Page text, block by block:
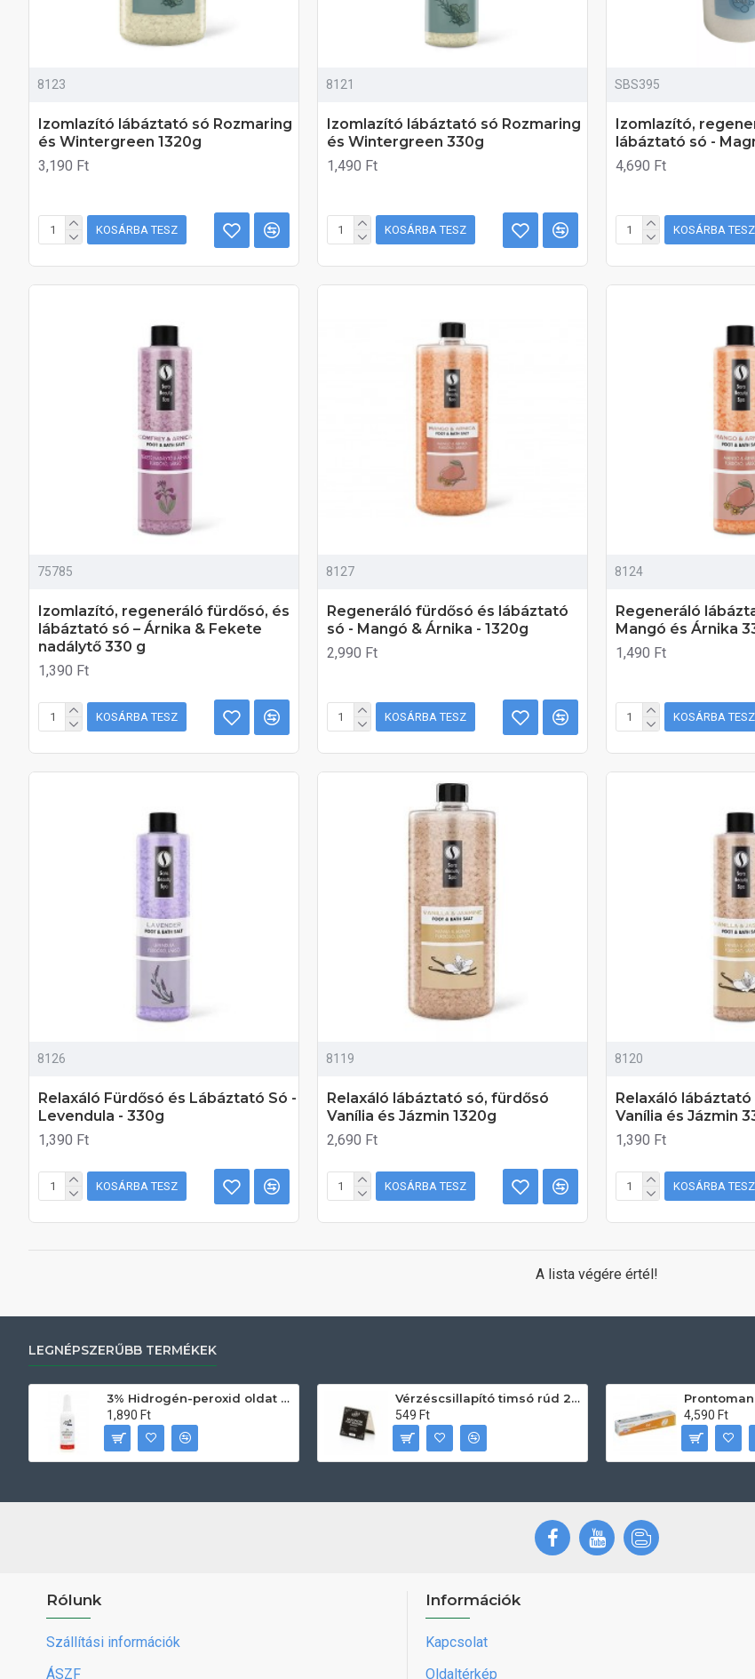
8123
Izomlazító lábáztató só Rozmaring
és Wintergreen 1320g
3,190 Ft
KOSÁRBA TESZ
8121
Izomlazító lábáztató só Rozmaring
és Wintergreen 330g
1,490 Ft
KOSÁRBA TESZ
SBS395
Izomlazító,
lábáztató só -
4,690 Ft
KOSÁRBA TESZ
75785
Izomlazító, regeneráló fürdősó, és
lábáztató só – Árnika & Fekete
nadálytő 330 g
1,390 Ft
KOSÁRBA TESZ
8127
Regeneráló fürdősó és lábáztató
só - Mangó & Árnika - 1320g
2,990 Ft
KOSÁRBA TESZ
8124
Regeneráló
Mangó és Árnika
1,490 Ft
KOSÁRBA TESZ
8126
Relaxáló Fürdősó és Lábáztató Só -
Levendula - 330g
1,390 Ft
KOSÁRBA TESZ
8119
Relaxáló lábáztató só, fürdősó
Vanília és Jázmin 1320g
2,690 Ft
KOSÁRBA TESZ
8120
Relaxáló
Vanília és Jázmin
1,390 Ft
KOSÁRBA TESZ
A lista végére értél!
LEGNÉPSZERŰBB TERMÉKEK
3% Hidrogén-peroxid oldat (sebfertőtlenítő) 100ml
1,890 Ft
Vérzéscsillapító timsó rúd 20db
549 Ft
4,590 Ft
Rólunk
Szállítási információk
ÁSZF
Információk
Kapcsolat
Oldaltérkép